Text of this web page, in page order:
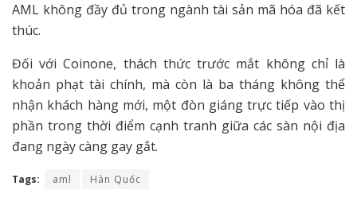
AML không đầy đủ trong ngành tài sản mã hóa đã kết
thúc.
Đối với Coinone, thách thức trước mắt không chỉ là
khoản phạt tài chính, mà còn là ba tháng không thể
nhận khách hàng mới, một đòn giáng trực tiếp vào thị
phần trong thời điểm cạnh tranh giữa các sàn nội địa
đang ngày càng gay gắt.
Tags: aml Hàn Quốc